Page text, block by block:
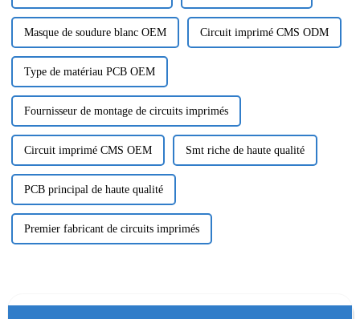
Masque de soudure blanc OEM Circuit imprimé CMS ODM
Type de matériau PCB OEM
Fournisseur de montage de circuits imprimés
Circuit imprimé CMS OEM Smt riche de haute qualité
PCB principal de haute qualité
Premier fabricant de circuits imprimés